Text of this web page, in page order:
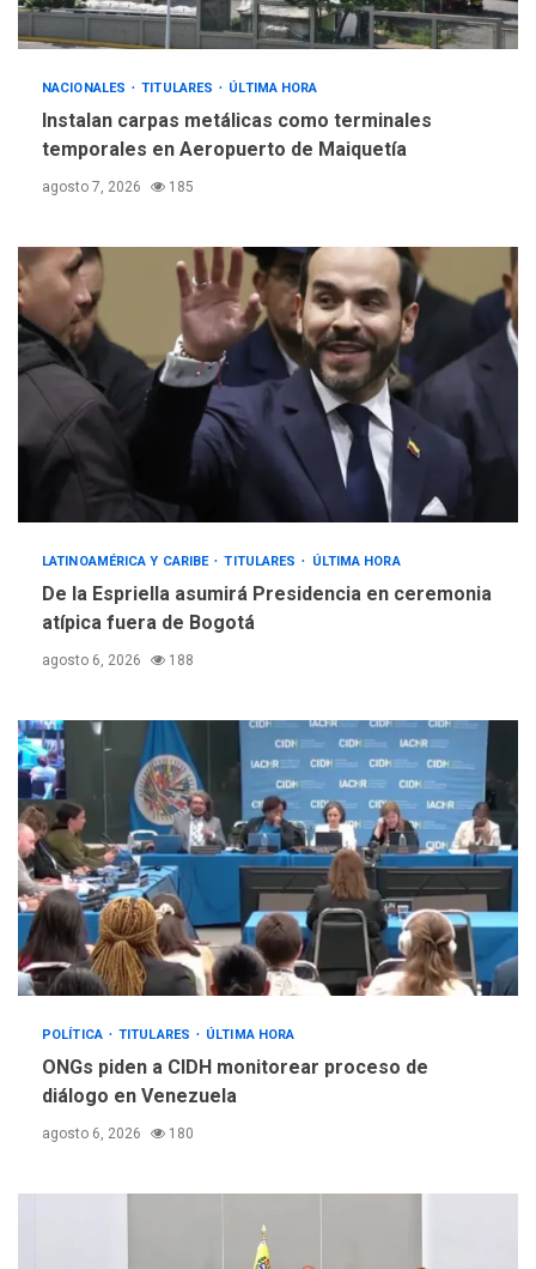
debate principios no
nucleares
NACIONALES TITULARES ÚLTIMA HORA
Instalan carpas metálicas como terminales
temporales en Aeropuerto de Maiquetía
agosto 7, 2026 185
LATINOAMÉRICA Y CARIBE TITULARES ÚLTIMA HORA
De la Espriella asumirá Presidencia en ceremonia
atípica fuera de Bogotá
agosto 6, 2026 188
POLÍTICA TITULARES ÚLTIMA HORA
ONGs piden a CIDH monitorear proceso de
diálogo en Venezuela
agosto 6, 2026 180